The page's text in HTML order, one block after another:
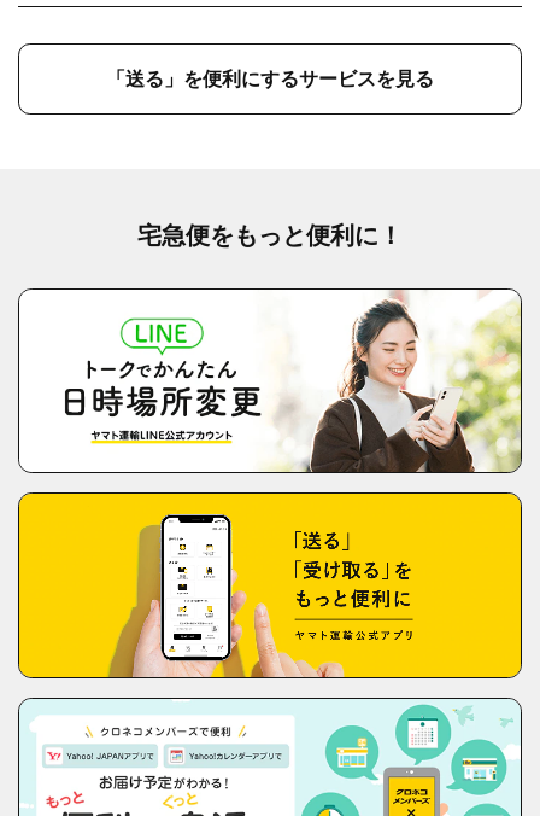
「送る」を便利にするサービスを見る
宅急便をもっと便利に！